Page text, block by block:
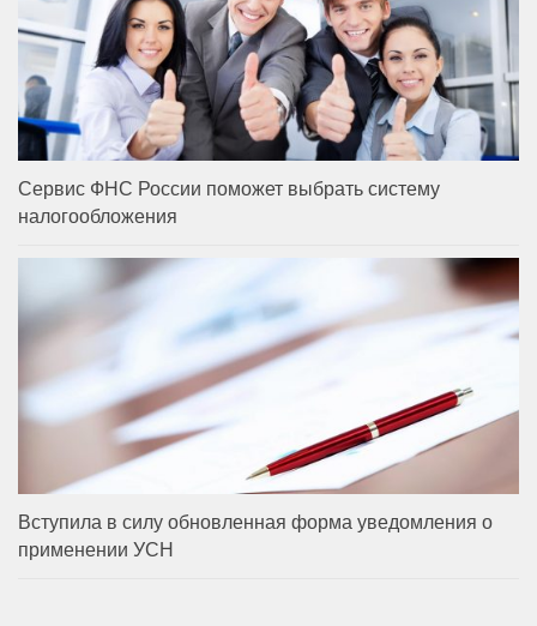
Сервис ФНС России поможет выбрать систему
налогообложения
Вступила в силу обновленная форма уведомления о
применении УСН